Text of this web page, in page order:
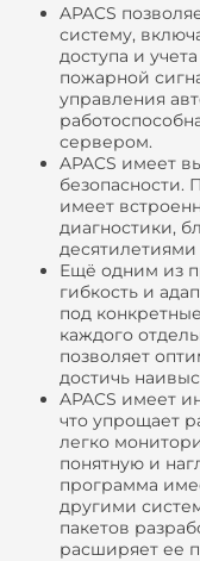
APACS
систему,
доступа и
пожарной
управления
сервером.
APACS имеет
безопасности.
имеет
диагностики,
Ещё одним из
гибкость и
под
каждого
позволяет
достичь
APACS имеет
что упрощает
легко
понятную и
программа
другими
пакетов
расширяет ее